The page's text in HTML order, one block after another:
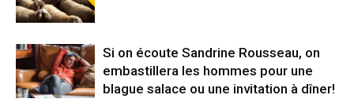
Si on écoute Sandrine Rousseau, on
embastillera les hommes pour une
blague salace ou une invitation à dîner!